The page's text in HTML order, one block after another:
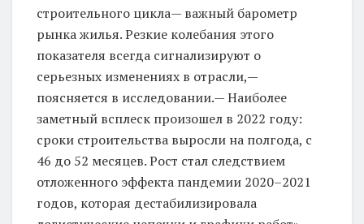
строительного цикла— важный барометр
рынка жилья. Резкие колебания этого
показателя всегда сигнализируют о
серьезных изменениях в отрасли,—
поясняется в исследовании.— Наиболее
заметный всплеск произошел в 2022 году:
сроки строительства выросли на полгода, с
46 до 52 месяцев. Рост стал следствием
отложенного эффекта пандемии 2020–2021
годов, которая дестабилизировала